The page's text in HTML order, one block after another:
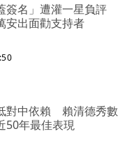
簽名」遭灌一星負評
安出面勸支持者
對中依賴 賴清德秀數
50年最佳表現